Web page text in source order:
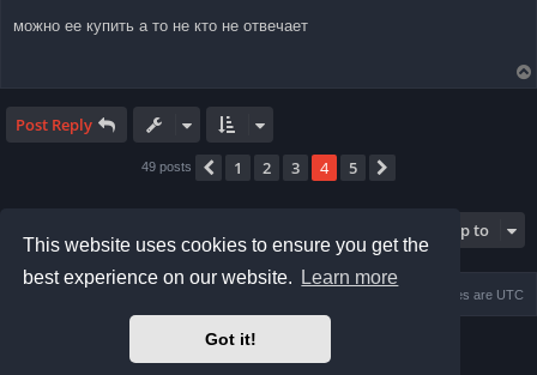
This website uses cookies to ensure you get the
best experience on our website.
Learn more
Got it!
t
можно ее купить а то не кто не отвечает
Post Reply
49 posts Previous
1 2 3 4 5
Jump to
All times are UTC
phpBB® Forum Software © phpBB Limited
Premium phpBB Styles